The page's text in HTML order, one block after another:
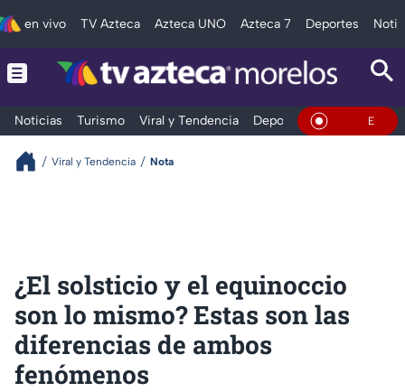
en vivo TV Azteca Azteca UNO Azteca 7 Deportes
Noticias Turismo Viral y Tendencia Deportes Espectáculos
En Vivo
Viral y Tendencia Nota
¿El solsticio y el equinoccio
son lo mismo? Estas son las
diferencias de ambos
fenómenos